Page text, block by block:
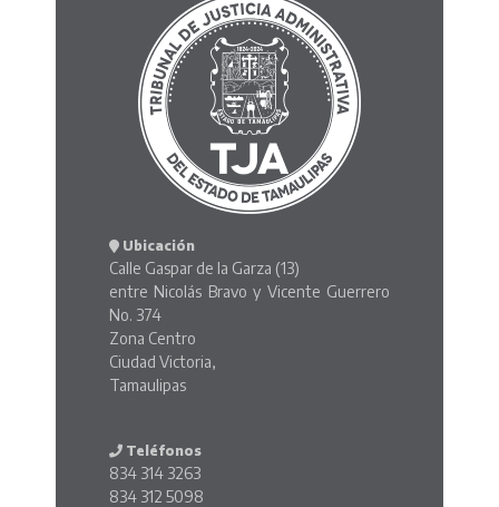
Ubicación
Calle Gaspar de la Garza (13)
entre Nicolás Bravo y Vicente Guerrero
No. 374
Zona Centro
Ciudad Victoria,
Tamaulipas
Teléfonos
834 314 3263
834 312 5098